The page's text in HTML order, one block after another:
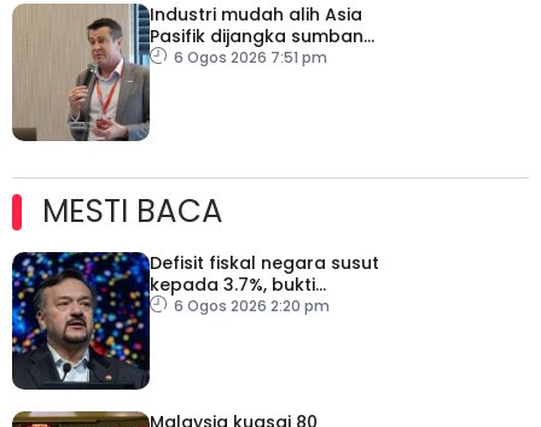
Industri mudah alih Asia
Pasifik dijangka sumbang
AS$1.4 trilion menjelang
6 Ogos 2026 7:51 pm
MESTI BACA
Defisit fiskal negara susut
kepada 3.7%, bukti
keyakinan pelabur masih
6 Ogos 2026 2:20 pm